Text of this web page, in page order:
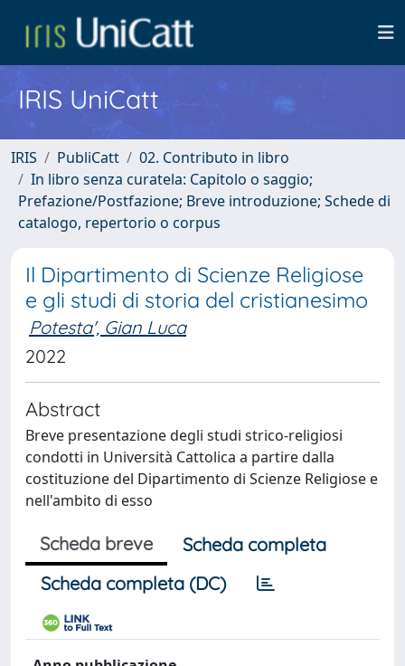
IRIS UniCatt
IRIS PubliCatt
02. Contributo in libro
In libro senza curatela: Capitolo o saggio;
Prefazione/Postfazione; Breve introduzione; Schede di
catalogo, repertorio o corpus
Il Dipartimento di Scienze Religiose
e gli studi di storia del cristianesimo
Potesta', Gian Luca
2022
Abstract
Breve presentazione degli studi strico-religiosi
condotti in Università Cattolica a partire dalla
costituzione del Dipartimento di Scienze Religiose e
nell'ambito di esso
Scheda breve
Scheda completa
Scheda completa (DC)